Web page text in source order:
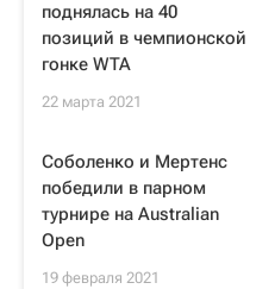
поднялась на 40
позиций в чемпионской
гонке WTA
22 марта 2021
Соболенко и Мертенс
победили в парном
турнире на Australian
Open
19 февраля 2021